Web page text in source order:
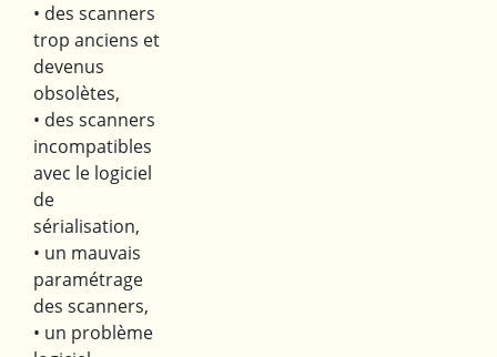
• des scanners
trop anciens et
devenus
obsolètes,
• des scanners
incompatibles
avec le logiciel
de
sérialisation,
• un mauvais
paramétrage
des scanners,
• un problème